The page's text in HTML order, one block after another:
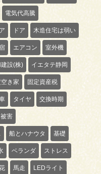
電気代高騰
ドア 木造住宅は弱い
エアコン 室外機
建設(株) イエタテ静岡
き家 固定資産税
タイヤ 交換時期
被害
船とハナウタ 基礎
ベランダ ストレス
馬走 LEDライト